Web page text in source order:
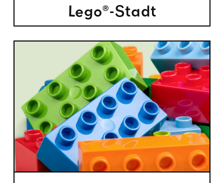
Lego®-Stadt